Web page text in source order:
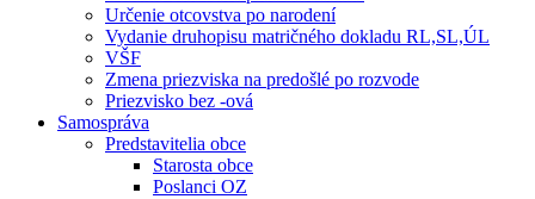
Určenie otcovstva po narodení
Vydanie druhopisu matričného dokladu RL,SL,ÚL
VŠF
Zmena priezviska na predošlé po rozvode
Priezvisko bez -ová
Samospráva
Predstavitelia obce
Starosta obce
Poslanci OZ